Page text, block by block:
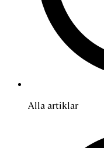
Alla artiklar